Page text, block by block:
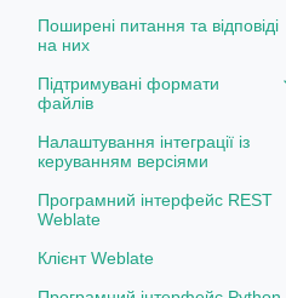
Поширені питання та відповіді
на них
Підтримувані формати
файлів
Налаштування інтеграції із
керуванням версіями
Програмний інтерфейс REST
Weblate
Клієнт Weblate